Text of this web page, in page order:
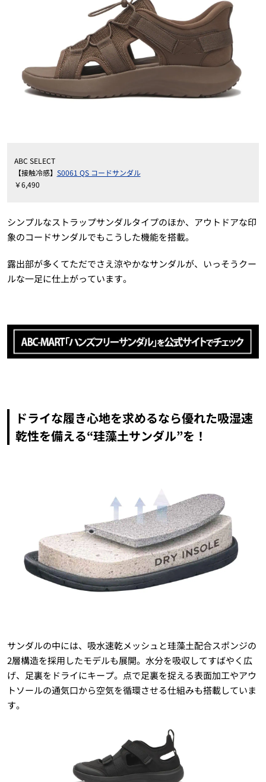
ABC SELECT
【接触冷感】 S0061 QS コードサンダル
￥6,490
シンプルなストラップサンダルタイプのほか、アウトドアな印
象のコードサンダルでもこうした機能を搭載。
露出部が多くてただでさえ涼やかなサンダルが、いっそうクー
ルな一足に仕上がっています。
ドライな履き心地を求めるなら優れた吸湿速
乾性を備える“珪藻土サンダル”を！
サンダルの中には、吸水速乾メッシュと珪藻土配合スポンジの
2層構造を採用したモデルも展開。水分を吸収してすばやく広
げ、足裏をドライにキープ。点で足裏を捉える表面加工やアウ
トソールの通気口から空気を循環させる仕組みも搭載していま
す。